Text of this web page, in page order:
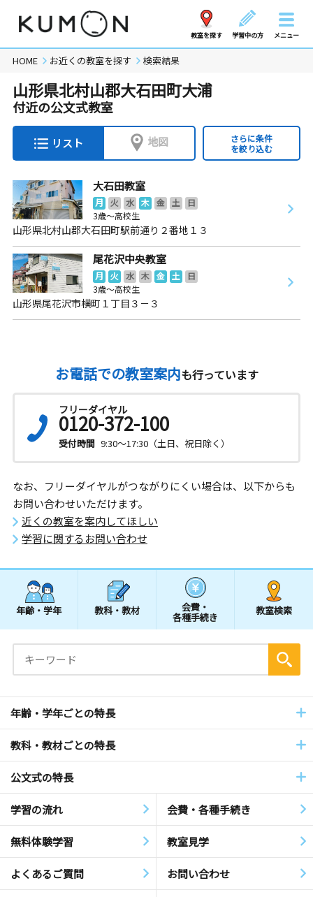
教室を探す 学習中の方 メニュー
HOME お近くの教室を探す 検索結果
山形県北村山郡大石田町大浦
付近の公文式教室
リスト 地図
さらに条件
を絞り込む
大石田教室
月 火 水 木 金 土
日
3歳～高校生
山形県北村山郡大石田町駅前通り２番地１３
尾花沢中央教室
月 火 水 木 金 土
日
3歳～高校生
山形県尾花沢市横町１丁目３－３
お電話での教室案内も行っています
フリーダイヤル
0120-372-100
受付時間 9:30～17:30（土日、祝日除く）
なお、フリーダイヤルがつながりにくい場合は、以下からも
お問い合わせいただけます。
近くの教室を案内してほしい
学習に関するお問い合わせ
年齢・学年 教科・教材 会費・
各種手続き
教室検索
年齢・学年ごとの特長
教科・教材ごとの特長
公文式の特長
学習の流れ 会費・各種手続き
無料体験学習 教室見学
よくあるご質問 お問い合わせ